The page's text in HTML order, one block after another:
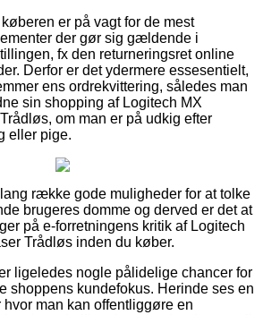
er på vagt for de mest
der gør sig gældende i
fx den returneringsret online
Derfor er det ydermere essesentielt,
ens ordrekvittering, således man
sin shopping af Logitech MX
om man er på udkig efter
eller pige.
række gode muligheder for at tolke
brugeres domme og derved er det at
på e-forretningens kritik af Logitech
Trådløs inden du køber.
ligeledes nogle pålidelige chancer for
shoppens kundefokus. Herinde ses en
man kan offentliggøre en